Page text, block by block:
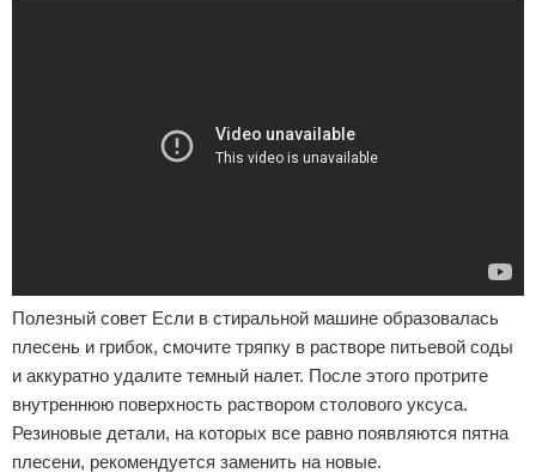
Полезный совет Если в стиральной машине образовалась
плесень и грибок, смочите тряпку в растворе питьевой соды
и аккуратно удалите темный налет. После этого протрите
внутреннюю поверхность раствором столового уксуса.
Резиновые детали, на которых все равно появляются пятна
плесени, рекомендуется заменить на новые.